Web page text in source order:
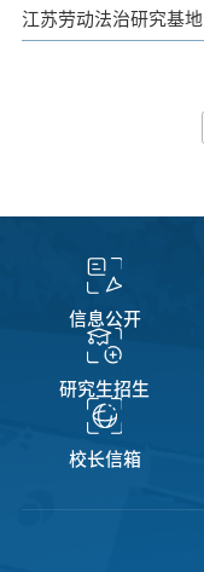
江苏劳动法治研究基地
信息公开
研究生招生
校长信箱